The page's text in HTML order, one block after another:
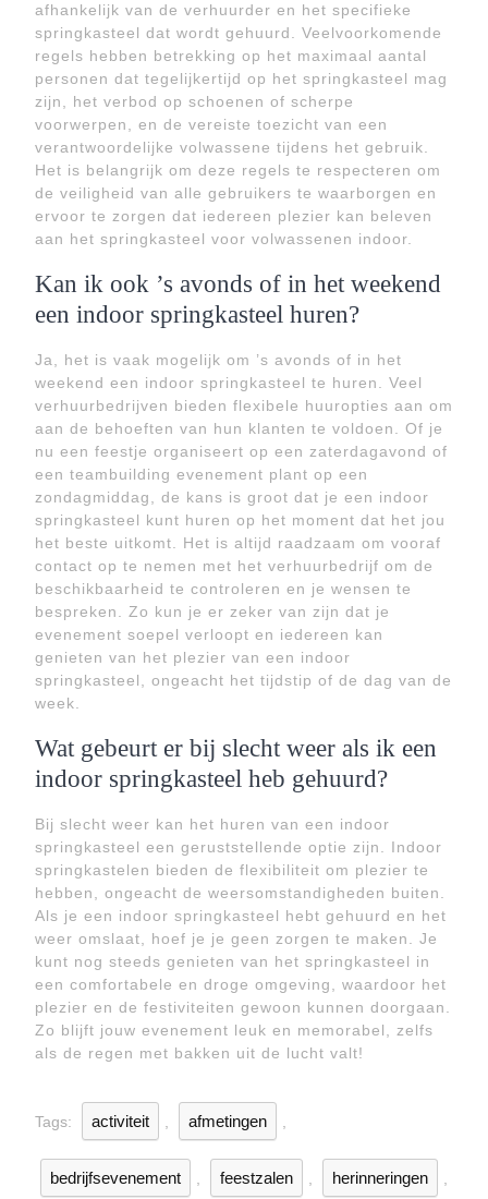
afhankelijk van de verhuurder en het specifieke
springkasteel dat wordt gehuurd. Veelvoorkomende
regels hebben betrekking op het maximaal aantal
personen dat tegelijkertijd op het springkasteel mag
zijn, het verbod op schoenen of scherpe
voorwerpen, en de vereiste toezicht van een
verantwoordelijke volwassene tijdens het gebruik.
Het is belangrijk om deze regels te respecteren om
de veiligheid van alle gebruikers te waarborgen en
ervoor te zorgen dat iedereen plezier kan beleven
aan het springkasteel voor volwassenen indoor.
Kan ik ook ’s avonds of in het weekend
een indoor springkasteel huren?
Ja, het is vaak mogelijk om ’s avonds of in het
weekend een indoor springkasteel te huren. Veel
verhuurbedrijven bieden flexibele huuropties aan om
aan de behoeften van hun klanten te voldoen. Of je
nu een feestje organiseert op een zaterdagavond of
een teambuilding evenement plant op een
zondagmiddag, de kans is groot dat je een indoor
springkasteel kunt huren op het moment dat het jou
het beste uitkomt. Het is altijd raadzaam om vooraf
contact op te nemen met het verhuurbedrijf om de
beschikbaarheid te controleren en je wensen te
bespreken. Zo kun je er zeker van zijn dat je
evenement soepel verloopt en iedereen kan
genieten van het plezier van een indoor
springkasteel, ongeacht het tijdstip of de dag van de
week.
Wat gebeurt er bij slecht weer als ik een
indoor springkasteel heb gehuurd?
Bij slecht weer kan het huren van een indoor
springkasteel een geruststellende optie zijn. Indoor
springkastelen bieden de flexibiliteit om plezier te
hebben, ongeacht de weersomstandigheden buiten.
Als je een indoor springkasteel hebt gehuurd en het
weer omslaat, hoef je je geen zorgen te maken. Je
kunt nog steeds genieten van het springkasteel in
een comfortabele en droge omgeving, waardoor het
plezier en de festiviteiten gewoon kunnen doorgaan.
Zo blijft jouw evenement leuk en memorabel, zelfs
als de regen met bakken uit de lucht valt!
Tags: activiteit afmetingen
bedrijfsevenement feestzalen herinneringen